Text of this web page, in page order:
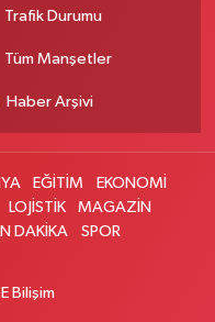
No:35 B Beykoz İstanbul
Trafik Durumu
Tüm Manşetler
Haber Arşivi
EĞİTİM
EKONOMİ
LOJİSTİK
MAGAZİN
DAKİKA SPOR
Bilişim